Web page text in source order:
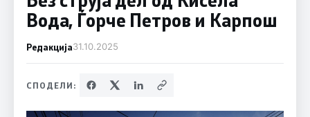
Вода, Ѓорче Петров и Карпош
Редакција31.10.2025
СПОДЕЛИ: